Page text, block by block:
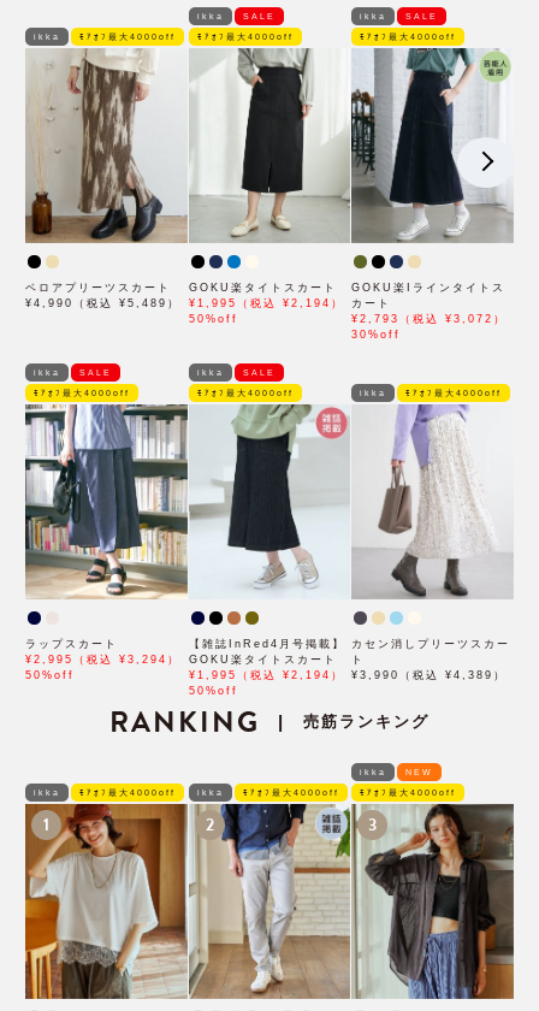
ikka ﾓｱｵﾌ最大4000off
ベロアプリーツスカート
¥4,990（税込 ¥5,489）
ikka SALE
ﾓｱｵﾌ最大4000off
GOKU楽タイトスカート
¥1,995（税込 ¥2,194）
50%off
ikka SALE
ﾓｱｵﾌ最大4000off
GOKU楽Iラインタイトス
カート
¥2,793（税込 ¥3,072）
30%off
ikka SALE
ﾓｱｵﾌ最大4000off
ラップスカート
¥2,995（税込 ¥3,294）
50%off
ikka SALE
ﾓｱｵﾌ最大4000off
【雑誌InRed4月号掲載】
GOKU楽タイトスカート
¥1,995（税込 ¥2,194）
50%off
ikka ﾓｱｵﾌ最大4000off
カセン消しプリーツスカー
ト
¥3,990（税込 ¥4,389）
RANKING | 売筋ランキング
ikka ﾓｱｵﾌ最大4000off
1
ikka ﾓｱｵﾌ最大4000off
2
ikka NEW
ﾓｱｵﾌ最大4000off
3